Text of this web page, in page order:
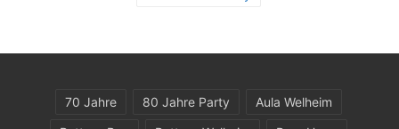
70 Jahre 80 Jahre Party
Aula Welheim